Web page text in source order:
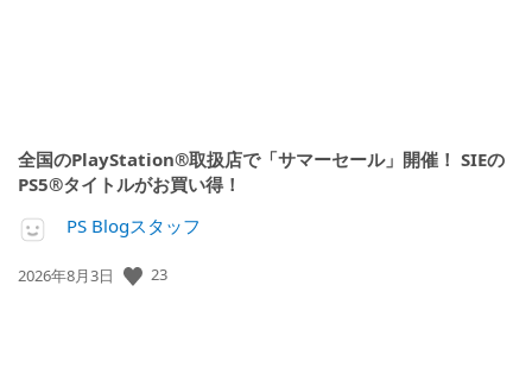
全国のPlayStation®取扱店で「サマーセール」開催！ SIEの
PS5®タイトルがお買い得！
PS Blogスタッフ
公
2026年8月3日 23